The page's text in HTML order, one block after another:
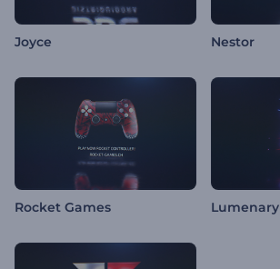
Joyce Nestor
Rocket Games Lumenary